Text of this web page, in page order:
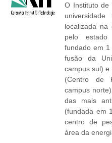
O Instituto de
universidade
localizada na
pelo estado
fundado em 1
fusão da
campus sul) e
(Centro de
campus
das mais
(fundada em
centro de
área da